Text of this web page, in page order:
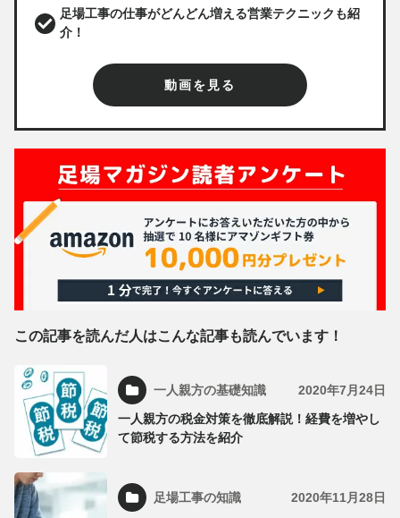
足場工事の仕事がどんどん増える営業テクニックも紹
介！
動画を見る
この記事を読んだ人はこんな記事も読んでいます！
一人親方の基礎知識 2020年7月24日
一人親方の税金対策を徹底解説！経費を増やし
て節税する方法を紹介
足場工事の知識 2020年11月28日